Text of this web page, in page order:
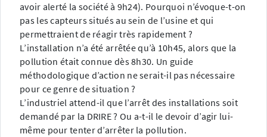
avoir alerté la société à 9h24). Pourquoi n’évoque-t-on
pas les capteurs situés au sein de l’usine et qui
permettraient de réagir très rapidement ?
L’installation n’a été arrêtée qu’à 10h45, alors que la
pollution était connue dès 8h30. Un guide
méthodologique d’action ne serait-il pas nécessaire
pour ce genre de situation ?
L’industriel attend-il que l’arrêt des installations soit
demandé par la DRIRE ? Ou a-t-il le devoir d’agir lui-
même pour tenter d’arrêter la pollution.